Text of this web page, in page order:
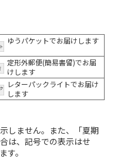
ゆうパケットでお届けします
定形外郵便(簡易書留)でお届
けします
レターパックライトでお届け
します
しません。また、「夏期
は、記号での表示はせ
す。